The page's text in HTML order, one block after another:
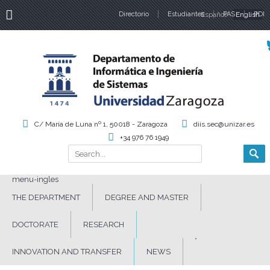
Directorio Estudiantes PAS PDI
Español English
Search form
Search
C/ María de Luna nº 1, 50018 - Zaragoza
diis.sec@unizar.es
+34 976 76 1949
menu-ingles
THE DEPARTMENT
DEGREE AND MASTER
DOCTORATE RESEARCH
INNOVATION AND TRANSFER NEWS